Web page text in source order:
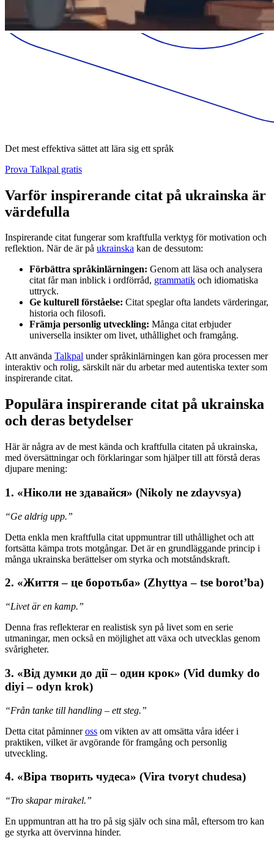
Det mest effektiva sättet att lära sig ett språk
Prova Talkpal gratis
Varför inspirerande citat på ukrainska är
värdefulla
Inspirerande citat fungerar som kraftfulla verktyg för motivation och
reflektion. När de är på ukrainska kan de dessutom:
Förbättra språkinlärningen: Genom att läsa och analysera
citat får man inblick i ordförråd, grammatik och idiomatiska
uttryck.
Ge kulturell förståelse: Citat speglar ofta landets värderingar,
historia och filosofi.
Främja personlig utveckling: Många citat erbjuder
universella insikter om livet, uthållighet och framgång.
Att använda Talkpal under språkinlärningen kan göra processen mer
interaktiv och rolig, särskilt när du arbetar med autentiska texter som
inspirerande citat.
Populära inspirerande citat på ukrainska
och deras betydelser
Här är några av de mest kända och kraftfulla citaten på ukrainska,
med översättningar och förklaringar som hjälper till att förstå deras
djupare mening:
1. «Ніколи не здавайся» (Nikoly ne zdayvsya)
“Ge aldrig upp.”
Detta enkla men kraftfulla citat uppmuntrar till uthållighet och att
fortsätta kämpa trots motgångar. Det är en grundläggande princip i
många ukrainska berättelser om styrka och motståndskraft.
2. «Життя – це боротьба» (Zhyttya – tse borot’ba)
“Livet är en kamp.”
Denna fras reflekterar en realistisk syn på livet som en serie
utmaningar, men också en möjlighet att växa och utvecklas genom
svårigheter.
3. «Від думки до дії – один крок» (Vid dumky do
diyi – odyn krok)
“Från tanke till handling – ett steg.”
Detta citat påminneross om vikten av att omsätta våra idéer i
praktiken, vilket är avgörande för framgång och personlig
utveckling.
4. «Віра творить чудеса» (Vira tvoryt chudesa)
“Tro skapar mirakel.”
En uppmuntran att ha tro på sig själv och sina mål, eftersom tro kan
ge styrka att övervinna hinder.